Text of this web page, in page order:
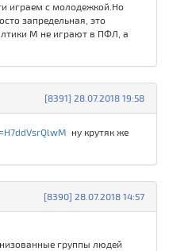
играем с молодежкой.Но
запредельная, это
М не играют в ПФЛ, а
[8391] 28.07.2018 19:58
ну крутяк же
[8390] 28.07.2018 14:57
группы людей